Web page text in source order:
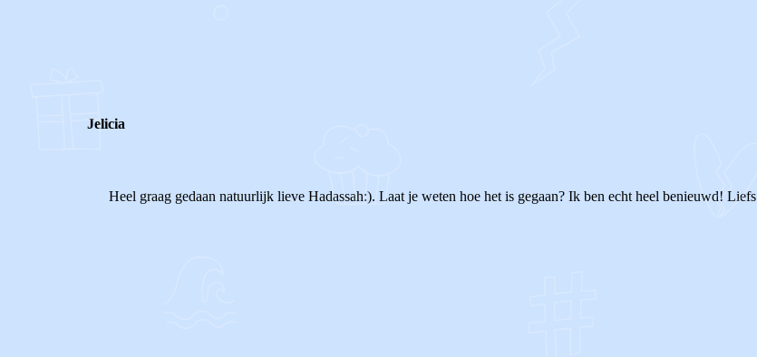
Jelicia
Heel graag gedaan natuurlijk lieve Hadassah:). Laat je weten hoe het is gegaan? Ik ben echt heel benieuwd! Liefs